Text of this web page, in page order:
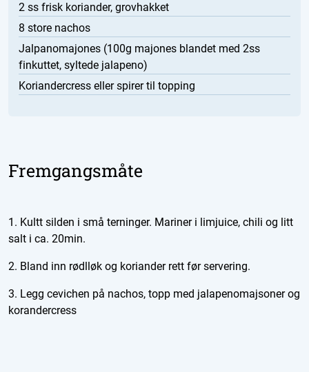
2 ss frisk koriander, grovhakket
8 store nachos
Jalpanomajones (100g majones blandet med 2ss
finkuttet, syltede jalapeno)
Koriandercress eller spirer til topping
Fremgangsmåte
1. Kultt silden i små terninger. Mariner i limjuice, chili og litt
salt i ca. 20min.
2. Bland inn rødlløk og koriander rett før servering.
3. Legg cevichen på nachos, topp med jalapenomajsoner og
korandercress